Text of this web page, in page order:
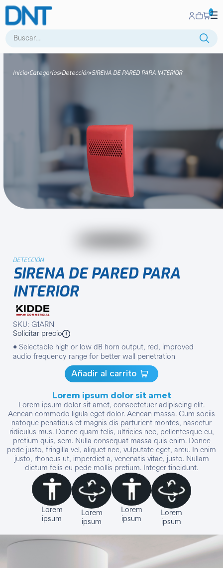
Buscar:
0
Inicio Categorías Detección SIRENA DE PARED PARA INTERIOR
DETECCIÓN
SIRENA DE PARED PARA
INTERIOR
SKU: G1ARN
Solicitar precio
• Selectable high or low dB horn output, red, improved
audio frequency range for better wall penetration
Añadir al carrito
Lorem ipsum dolor sit amet
Lorem ipsum dolor sit amet, consectetuer adipiscing elit.
Aenean commodo ligula eget dolor. Aenean massa. Cum sociis
natoque penatibus et magnis dis parturient montes, nascetur
ridiculus mus. Donec quam felis, ultricies nec, pellentesque eu,
pretium quis, sem. Nulla consequat massa quis enim. Donec
pede justo, fringilla vel, aliquet nec, vulputate eget, arcu. In enim
justo, rhoncus ut, imperdiet a, venenatis vitae, justo. Nullam
dictum felis eu pede mollis pretium. Integer tincidunt.
Lorem
ipsum
Lorem
ipsum
Lorem
ipsum
Lorem
ipsum